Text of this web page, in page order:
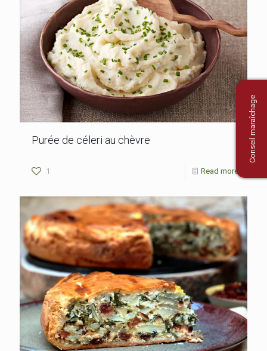
Purée de céleri au chèvre
1 Read more
Conseil maraîchage